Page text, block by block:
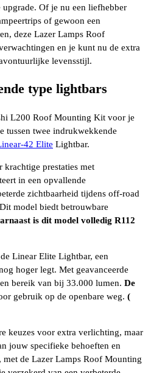
Of je nu een liefhebber
of gewoon een
deze Lazer Lamps Roof
en je kunt nu de extra
levensstijl.
type lightbars
L200 Roof Mounting Kit voor je
tussen twee indrukwekkende
42 Elite Lightbar.
prestaties met
in een opvallende
zichtbaarheid tijdens off-road
model biedt betrouwbare
is dit model volledig R112
Linear Elite Lightbar, een
hoger legt. Met geavanceerde
bereik van bij 33.000 lumen. De
gebruik op de openbare weg. (
keuzes voor extra verlichting, maar
jouw specifieke behoeften en
de Lazer Lamps Roof Mounting